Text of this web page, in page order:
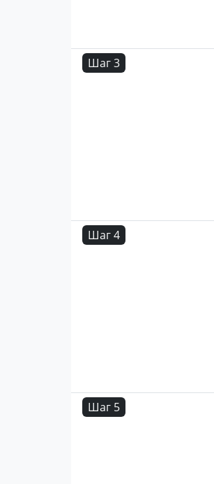
Шаг 3
Шаг 4
Шаг 5